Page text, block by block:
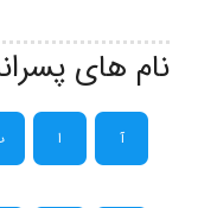
نام های
آ ا